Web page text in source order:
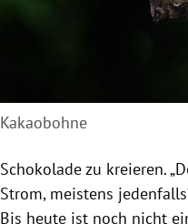
Kakaobohne
Schokoladezu kreieren.
Strom, meistens
Bis heute ist noch nicht